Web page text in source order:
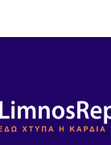
κύμα αφίξεων